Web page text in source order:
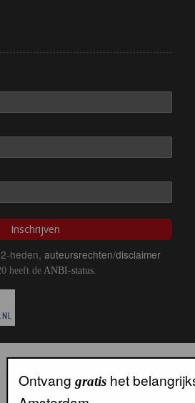
Inschrijven
heden, auteursrechten/disclaimer
heeft de ANBI-status
Ontvanggratis het